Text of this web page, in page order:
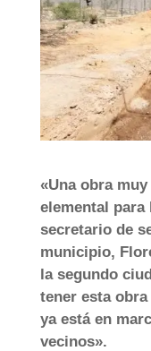
«Una obra
elemental
secretario de
municipio,
la segundo
tener esta
ya está en
vecinos».